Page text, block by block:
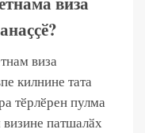
виза
килнине тата
тӗрлӗрен пулма
патшалӑх